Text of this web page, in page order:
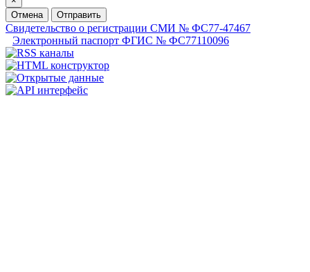
Отмена
Отправить
Свидетельство о регистрации СМИ № ФС77-47467
Электронный паспорт ФГИС № ФС77110096